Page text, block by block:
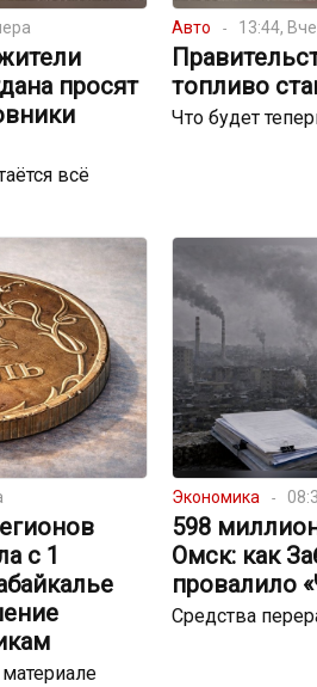
просят
всё
Авто 13:44,
топливо
Что будет
с 1
Экономика
598
Омск: как
провалило
Средства